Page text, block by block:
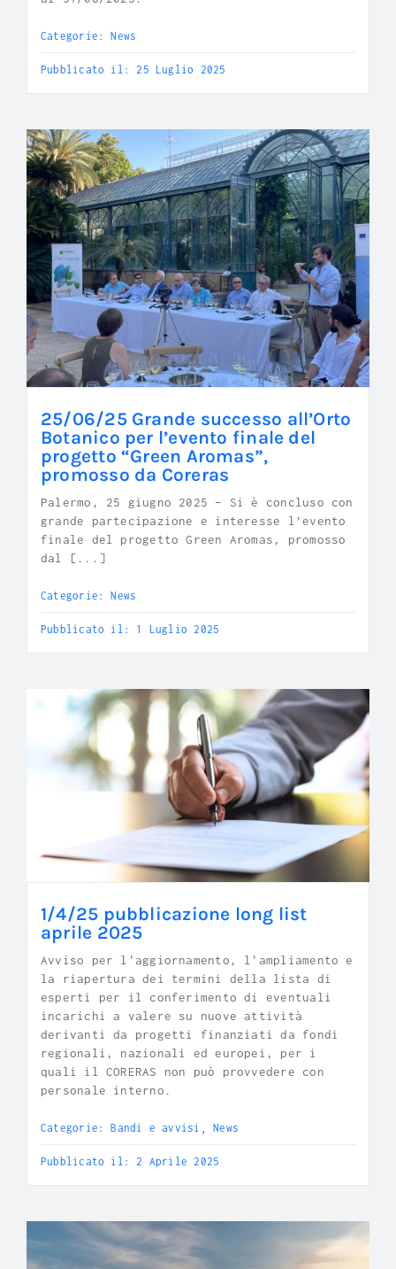
Categorie:News
Pubblicato il: 25 Luglio 2025
25/06/25 Grande successo all’Orto
Botanico per l’evento finale del
progetto “Green Aromas”,
promosso da Coreras
Palermo, 25 giugno 2025 – Si è concluso con
grande partecipazione e interesse l’evento
finale del progetto Green Aromas, promosso
dal [...]
Categorie:News
Pubblicato il: 1 Luglio 2025
1/4/25 pubblicazione long list
aprile 2025
Avviso per l'aggiornamento, l'ampliamento e
la riapertura dei termini della lista di
esperti per il conferimento di eventuali
incarichi a valere su nuove attività
derivanti da progetti finanziati da fondi
regionali, nazionali ed europei, per i
quali il CORERAS non può provvedere con
personale interno.
Categorie: Bandi e avvisi News
Pubblicato il: 2 Aprile 2025